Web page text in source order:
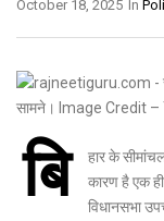
In
October 18, 2025
बि
हार के
कारण है एक
विधानसभा